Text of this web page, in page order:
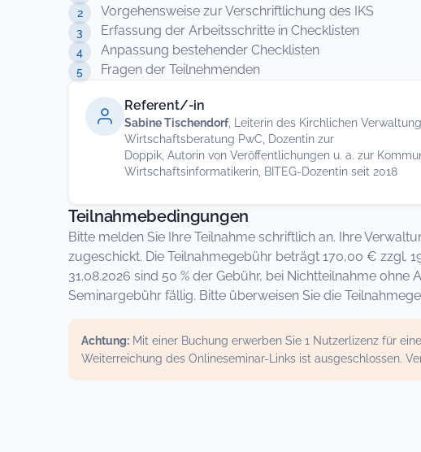
Vorgehensweise zur Verschriftlichung des IKS
Erfassung der Arbeitsschritte in Checklisten
Anpassung bestehender Checklisten
Fragen der Teilnehmenden
Referent/-in
Sabine Tischendorf, Leiterin des Kirchlichen
Wirtschaftsberatung PwC, Dozentin zur
Doppik, Autorin von Veröffentlichungen u. a. zur
Wirtschaftsinformatikerin, BITEG-Dozentin seit 2018
Teilnahmebedingungen
Bitte melden Sie Ihre Teilnahme schriftlich an. Ihre
zugeschickt. Die Teilnahmegebühr beträgt 170,00 € zzgl.
31.08.2026 sind 50 % der Gebühr, bei Nichtteilnahme
Seminargebühr fällig. Bitte überweisen Sie die
Achtung: Mit einer Buchung erwerben Sie 1 Nutzerlizenz für
Weiterreichung des Onlineseminar-Links ist ausgeschlossen.